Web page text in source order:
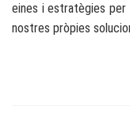
eines i estratègies
nostres pròpies